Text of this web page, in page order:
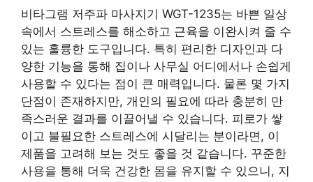
비타그램 저주파 마사지기 WGT-1235는 바쁜 일상
속에서 스트레스를 해소하고 근육을 이완시켜 줄 수
있는 훌륭한 도구입니다. 특히 편리한 디자인과 다
양한 기능을 통해 집이나 사무실 어디에서나 손쉽게
사용할 수 있다는 점이 큰 매력입니다. 물론 몇 가지
단점이 존재하지만, 개인의 필요에 따라 충분히 만
족스러운 결과를 이끌어낼 수 있습니다. 피로가 쌓
이고 불필요한 스트레스에 시달리는 분이라면, 이
제품을 고려해 보는 것도 좋을 것 같습니다. 꾸준한
사용을 통해 더욱 건강한 몸을 유지할 수 있으니, 지